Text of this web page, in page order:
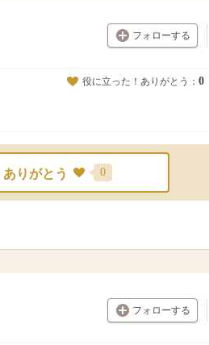
フォローする
役に立った！ありがとう： 0
ありがとう 0
フォローする